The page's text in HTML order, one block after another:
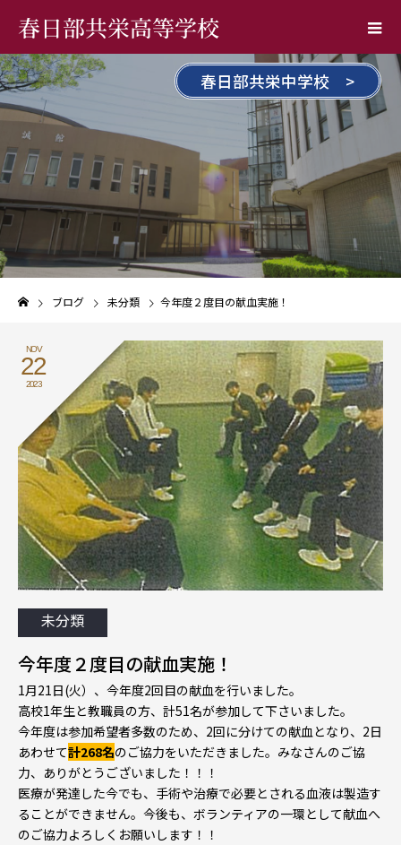
春日部共栄高等学校
春日部共栄中学校 >
ブログ 未分類 今年度２度目の献血実施！
NOV
22
2023
未分類
今年度２度目の献血実施！
1月21日(火）、今年度2回目の献血を行いました。
高校1年生と教職員の方、計51名が参加して下さいました。
今年度は参加希望者多数のため、2回に分けての献血となり、2日
あわせて計268名のご協力をいただきました。みなさんのご協
力、ありがとうございました！！！
医療が発達した今でも、手術や治療で必要とされる血液は製造す
ることができません。今後も、ボランティアの一環として献血へ
のご協力よろしくお願いします！！